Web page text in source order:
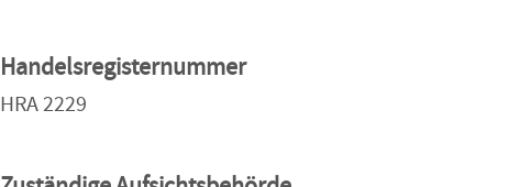
Handelsregisternummer
HRA 2229